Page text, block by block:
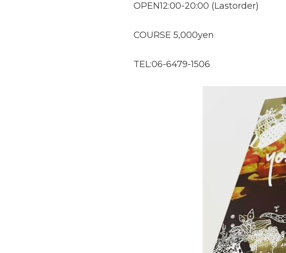
OPEN12:00-20:00 (Lastorder)
COURSE 5,000yen
TEL:06-6479-1506